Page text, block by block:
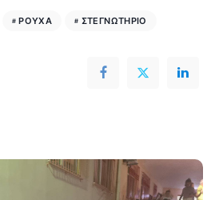
ΡΟΥΧΑ ΣΤΕΓΝΩΤΗΡΙΟ